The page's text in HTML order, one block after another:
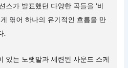
스가 발표했던 다양한 곡들을 '비
엮어 하나의 유기적인 흐름을 만
.
있는 노랫말과 세련된 사운드 스케